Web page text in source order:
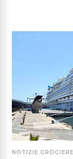
NOTIZIE CROCIERE